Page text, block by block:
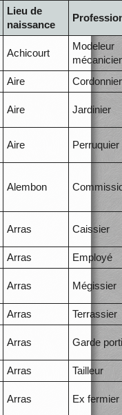
Lieu de
naissance
Achicourt
Modeleur
Aire
Cordonnier
Aire Jardinier
Aire Perruquier
Alembon
Arras Caissier
Arras Employé
Arras Mégissier
Arras Terrassier
Arras Garde
Arras Tailleur
Arras Ex fermier